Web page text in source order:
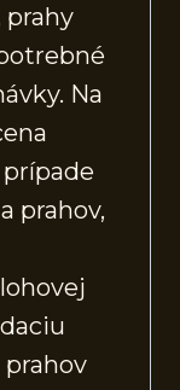
prahy
Na
prahov,